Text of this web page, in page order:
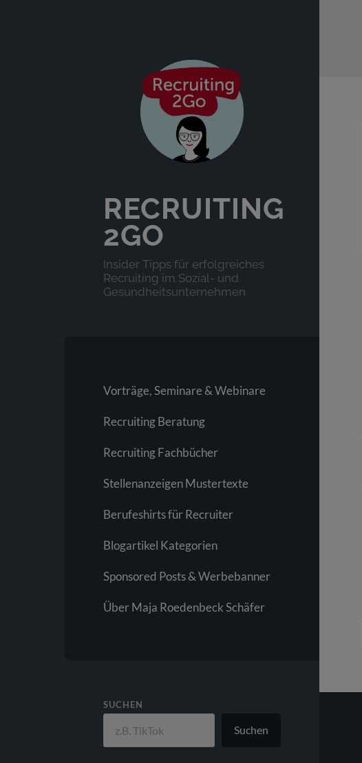
RECRUITING
2GO
Insider Tipps für erfolgreiches
Recruiting im Sozial- und
Gesundheitsunternehmen
Vorträge, Seminare & Webinare
Recruiting Beratung
Recruiting Fachbücher
Stellenanzeigen Mustertexte
Berufeshirts für Recruiter
Blogartikel Kategorien
Sponsored Posts & Werbebanner
Über Maja Roedenbeck Schäfer
SUCHEN
Suchen